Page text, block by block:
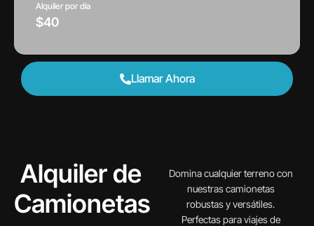
Alquiler por día
$40
Llamar Ahora
Alquiler de
Camionetas
Domina cualquier terreno con
nuestras camionetas
robustas y versátiles.
Perfectas para viajes de